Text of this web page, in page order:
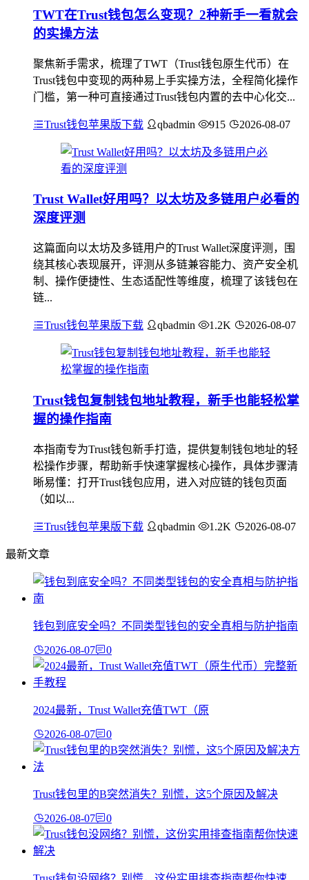
TWT在Trust钱包怎么变现？2种新手一看就会
的实操方法
聚焦新手需求，梳理了TWT（Trust钱包原生代币）在
Trust钱包中变现的两种易上手实操方法，全程简化操作
门槛，第一种可直接通过Trust钱包内置的去中心化交...
Trust钱包苹果版下载 qbadmin 915 2026-08-07
Trust Wallet好用吗？以太坊及多链用户必看的
深度评测
这篇面向以太坊及多链用户的Trust Wallet深度评测，围
绕其核心表现展开，评测从多链兼容能力、资产安全机
制、操作便捷性、生态适配性等维度，梳理了该钱包在
链...
Trust钱包苹果版下载 qbadmin 1.2K 2026-08-07
Trust钱包复制钱包地址教程，新手也能轻松掌
握的操作指南
本指南专为Trust钱包新手打造，提供复制钱包地址的轻
松操作步骤，帮助新手快速掌握核心操作，具体步骤清
晰易懂：打开Trust钱包应用，进入对应链的钱包页面
（如以...
Trust钱包苹果版下载 qbadmin 1.2K 2026-08-07
最新文章
钱包到底安全吗？不同类型钱包的安全真相与防护指南
2026-08-07 0
2024最新，Trust Wallet充值TWT（原
2026-08-07 0
Trust钱包里的B突然消失？别慌，这5个原因及解决
2026-08-07 0